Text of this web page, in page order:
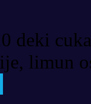
deki
limun